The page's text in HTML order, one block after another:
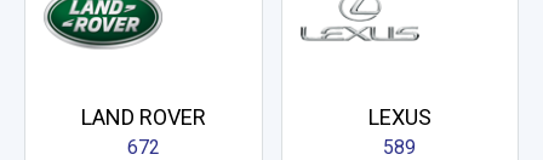
LAND ROVER
672
LEXUS
589